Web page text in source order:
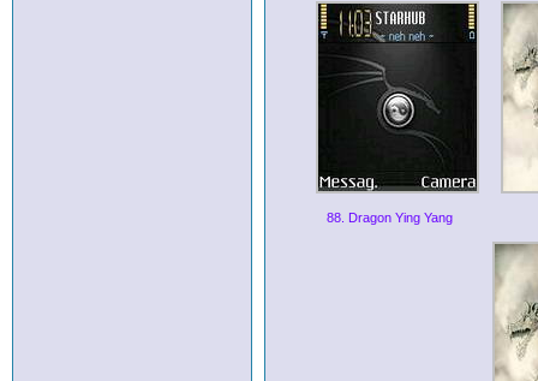
88. Dragon Ying Yang